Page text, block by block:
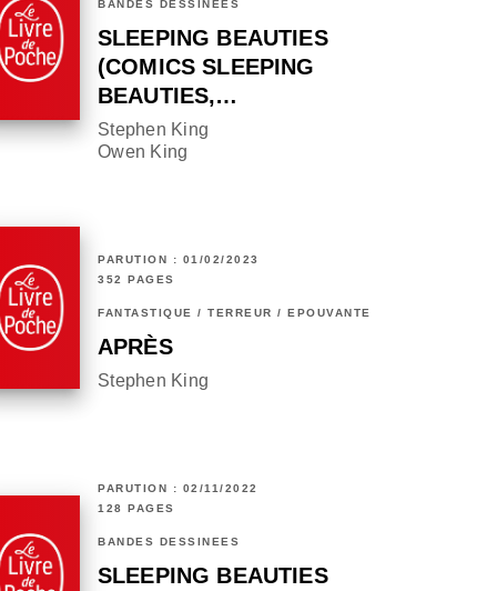
BANDES DESSINÉES
SLEEPING BEAUTIES
(COMICS SLEEPING
BEAUTIES,…
Stephen King
Owen King
PARUTION : 01/02/2023
352 PAGES
FANTASTIQUE / TERREUR / EPOUVANTE
APRÈS
Stephen King
PARUTION : 02/11/2022
128 PAGES
BANDES DESSINÉES
SLEEPING BEAUTIES